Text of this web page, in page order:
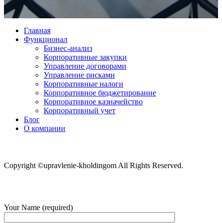
Главная
Функционал
Бизнес-анализ
Корпоративные закупки
Управление договорами
Управление рисками
Корпоративные налоги
Корпоративное бюджетирование
Корпоративное казначейство
Корпоративный учет
Блог
О компании
Copyright ©upravlenie-kholdingom All Rights Reserved.
Your Name (required)